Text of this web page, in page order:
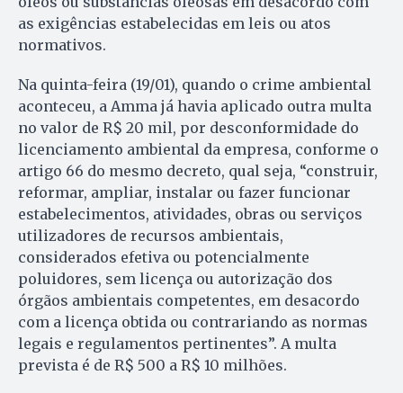
as exigências estabelecidas em leis ou atos
normativos.
Na quinta-feira (19/01), quando o crime ambiental
aconteceu, a Amma já havia aplicado outra multa
no valor de R$ 20 mil, por desconformidade do
licenciamento ambiental da empresa, conforme o
artigo 66 do mesmo decreto, qual seja, “construir,
reformar, ampliar, instalar ou fazer funcionar
estabelecimentos, atividades, obras ou serviços
utilizadores de recursos ambientais,
considerados efetiva ou potencialmente
poluidores, sem licença ou autorização dos
órgãos ambientais competentes, em desacordo
com a licença obtida ou contrariando as normas
legais e regulamentos pertinentes”. A multa
prevista é de R$ 500 a R$ 10 milhões.